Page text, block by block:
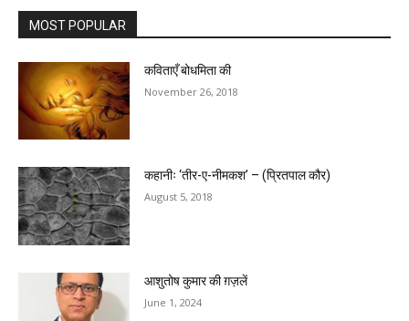
MOST POPULAR
कविताएँ बोधमिता की
November 26, 2018
कहानीः ‘तीर-ए-नीमकश’ – (प्रितपाल कौर)
August 5, 2018
आशुतोष कुमार की ग़ज़लें
June 1, 2024